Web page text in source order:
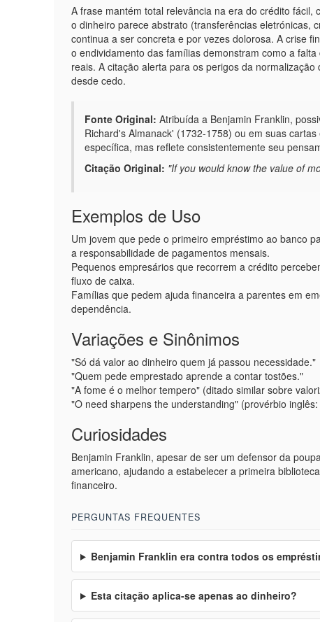
A frase mantém total relevância na era do crédito
o dinheiro parece abstrato (transferências eletrónicas,
continua a ser concreta e por vezes dolorosa. A crise
o endividamento das famílias demonstram como a
reais. A citação alerta para os perigos da
desde cedo.
Fonte Original: Atribuída a Benjamin Franklin,
Richard's Almanack' (1732-1758) ou em suas
específica, mas reflete consistentemente seu
Citação Original: "If you would know the value of
Exemplos de Uso
Um jovem que pede o primeiro empréstimo ao banco
a responsabilidade de pagamentos mensais.
Pequenos empresários que recorrem a crédito
fluxo de caixa.
Famílias que pedem ajuda financeira a parentes em
dependência.
Variações e Sinônimos
"Só dá valor ao dinheiro quem já passou necessidade."
"Quem pede emprestado aprende a contar tostões."
"A fome é o melhor tempero" (ditado similar sobre
"O need sharpens the understanding" (provérbio
Curiosidades
Benjamin Franklin, apesar de ser um defensor da
americano, ajudando a estabelecer a primeira
financeiro.
PERGUNTAS FREQUENTES
Benjamin Franklin era contra todos os
Esta citação aplica-se apenas ao dinheiro?